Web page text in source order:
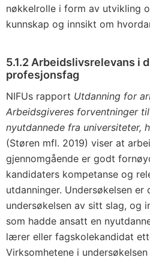
nøkkelrolle i form av utvikling
kunnskap og innsikt om
5.1.2 Arbeidslivsrelevans i
profesjonsfag
NIFUs rapport Utdanning for
Arbeidsgiveres forventninger
nyutdannede fra universiteter,
(Støren mfl. 2019) viser at
gjennomgående er godt
kandidaters kompetanse og
utdanninger. Undersøkelsen er
undersøkelsen av sitt slag, og
som hadde ansatt en
lærer eller fagskolekandidat
Virksomhetene i